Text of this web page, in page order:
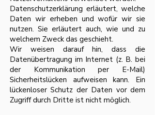
Datenschutzerklärung erläutert, welche
Daten wir erheben und wofür wir sie
nutzen. Sie erläutert auch, wie und zu
welchem Zweck das geschieht.
Wir weisen darauf hin, dass die
Datenübertragung im Internet (z. B. bei
der Kommunikation per E-Mail)
Sicherheitslücken aufweisen kann. Ein
lückenloser Schutz der Daten vor dem
Zugriff durch Dritte ist nicht möglich.